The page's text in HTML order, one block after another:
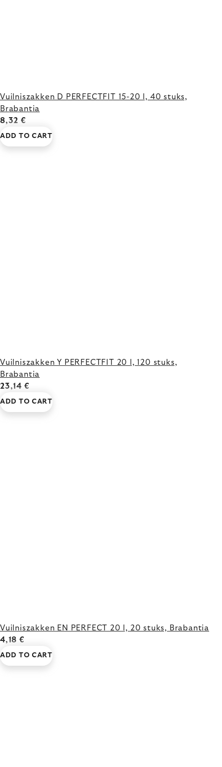
Vuilniszakken D PERFECTFIT 15-20 l, 40 stuks,
Brabantia
8,32 €
ADD TO CART
Vuilniszakken Y PERFECTFIT 20 l, 120 stuks,
Brabantia
23,14 €
ADD TO CART
Vuilniszakken EN PERFECT 20 l, 20 stuks, Brabantia
4,18 €
ADD TO CART